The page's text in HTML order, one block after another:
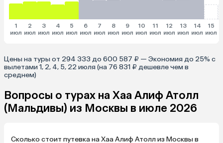
1
июл
2
июл
3
июл
4
июл
5
июл
6
июл
7
июл
8
июл
9
июл
10
июл
11
июл
12
июл
13
июл
14
июл
15
июл
Цены на туры от 294 333 до 600 587 ₽ — Экономия до 25% с
вылетами 1, 2, 4, 5, 22 июля (на 76 831 ₽ дешевле чем в
среднем)
Вопросы о турах на Хаа Алиф Атолл
(Мальдивы) из Москвы в июле 2026
Сколько стоит путевка на Хаа Алиф Атолл из Москвы в